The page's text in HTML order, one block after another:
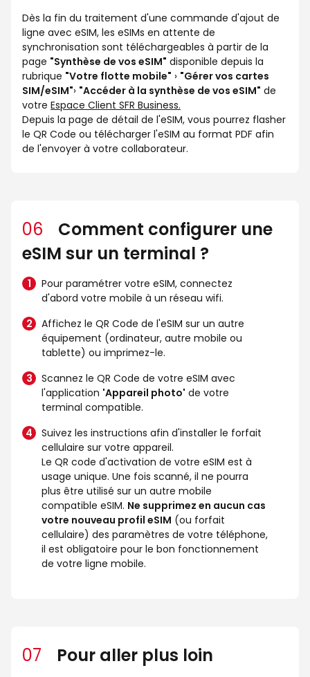
Dès la fin du traitement d'une commande d'ajout de
ligne avec eSIM, les eSIMs en attente de
synchronisation sont téléchargeables à partir de la
page "Synthèse de vos eSIM" disponible depuis la
rubrique "Votre flotte mobile" › "Gérer vos cartes
SIM/eSIM"› "Accéder à la synthèse de vos eSIM" de
votre Espace Client SFR Business.
Depuis la page de détail de l'eSIM, vous pourrez flasher
le QR Code ou télécharger l'eSIM au format PDF afin
de l'envoyer à votre collaborateur.
06
Comment configurer une
eSIM sur un terminal ?
Pour paramétrer votre eSIM, connectez
d'abord votre mobile à un réseau wifi.
Affichez le QR Code de l'eSIM sur un autre
équipement (ordinateur, autre mobile ou
tablette) ou imprimez-le.
Scannez le QR Code de votre eSIM avec
l'application 'Appareil photo' de votre
terminal compatible.
Suivez les instructions afin d'installer le forfait
cellulaire sur votre appareil.
Le QR code d'activation de votre eSIM est à
usage unique. Une fois scanné, il ne pourra
plus être utilisé sur un autre mobile
compatible eSIM. Ne supprimez en aucun cas
votre nouveau profil eSIM (ou forfait
cellulaire) des paramètres de votre téléphone,
il est obligatoire pour le bon fonctionnement
de votre ligne mobile.
07 Pour aller plus loin